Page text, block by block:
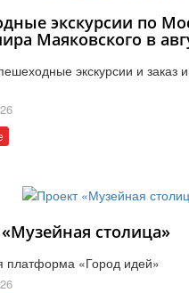
экскурсии по
Маяковского в
экскурсии и заказ
столица»
платформа «Город идей»